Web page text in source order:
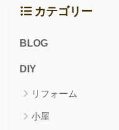
カテゴリー
BLOG
DIY
リフォーム
小屋